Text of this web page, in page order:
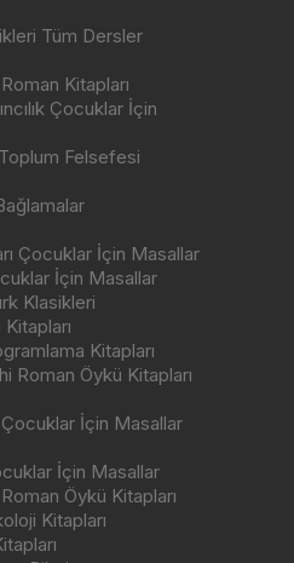
Tüm Dersler
Kitapları
Çocuklar İçin
Toplum Felsefesi
Çocuklar İçin Masallar
İçin Masallar
Klasikleri
Kitapları
Kitapları
Roman Öykü Kitapları
Çocuklar İçin Masallar
İçin Masallar
Öykü Kitapları
Kitapları